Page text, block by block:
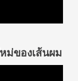
ม่ของเส้นผม